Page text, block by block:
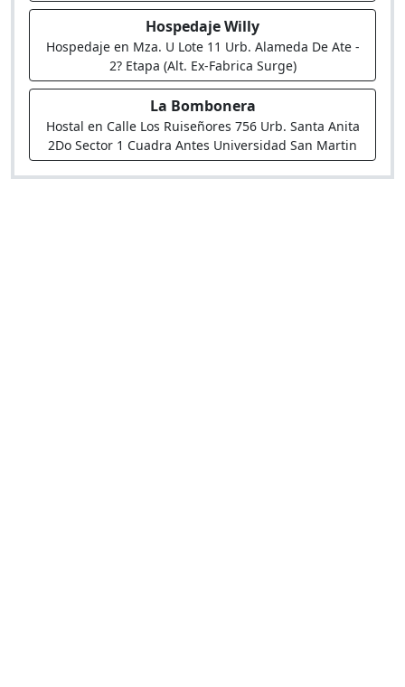
Hospedaje Willy
Hospedaje en Mza. U Lote 11 Urb. Alameda De Ate -
2? Etapa (Alt. Ex-Fabrica Surge)
La Bombonera
Hostal en Calle Los Ruiseñores 756 Urb. Santa Anita
2Do Sector 1 Cuadra Antes Universidad San Martin